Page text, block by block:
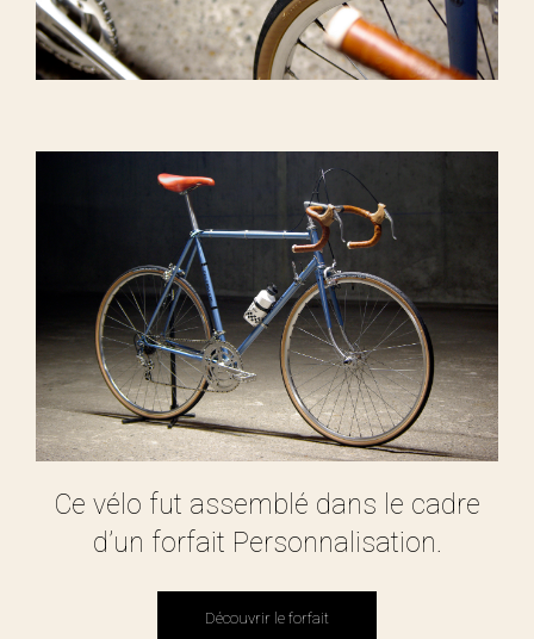
Ce vélo fut assemblé dans le cadre
d’un forfait Personnalisation.
Découvrir le forfait
Découvrir le forfait